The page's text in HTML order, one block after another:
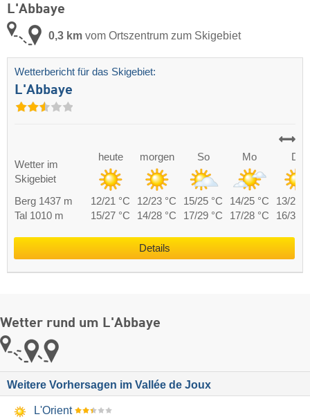
L'Abbaye
0,3 km vom Ortszentrum zum Skigebiet
Wetterbericht für das Skigebiet:
L'Abbaye
Wetter im
Skigebiet
heute morgen So Mo Di
Berg 1437 m 12/21 °C 12/23 °C 15/25 °C 14/25 °C
13/25
Tal 1010 m
15/27 °C 14/28 °C 17/29 °C 17/28 °C 16/30
Details
Wetter rund um L'Abbaye
Weitere Vorhersagen im Vallée de Joux
L'Orient